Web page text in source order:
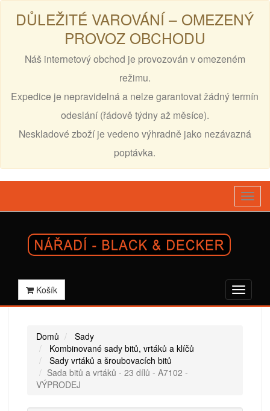
DŮLEŽITÉ VAROVÁNÍ – OMEZENÝ
PROVOZ OBCHODU
Náš internetový obchod je provozován v omezeném
režimu.
Expedice je nepravidelná a nelze garantovat žádný termín
odeslání (řádově týdny až měsíce).
Neskladové zboží je vedeno výhradně jako nezávazná
poptávka.
Košík
Domů
Sady
Kombinované sady bitů, vrtáků a klíčů
Sady vrtáků a šroubovacích bitů
Sada bitů a vrtáků - 23 dílů - A7102 -
VÝPRODEJ